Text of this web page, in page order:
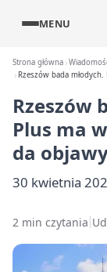
MENU
Strona główna
Rzeszów bada
Rzeszów
Plus ma
da
30 kwietnia
2 min czytania